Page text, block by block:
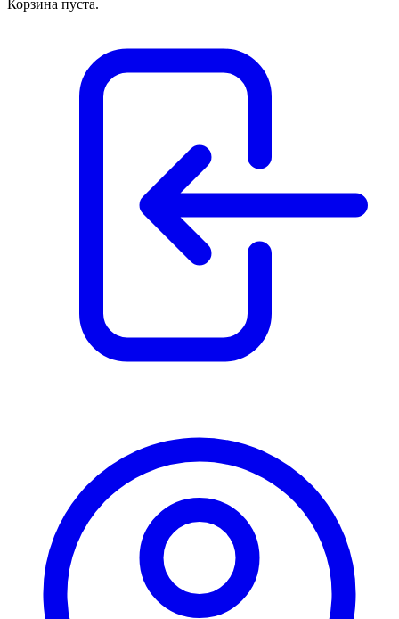
Корзина пуста.